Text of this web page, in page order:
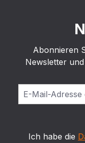
Abonnieren
Newsletter
Ich habe die